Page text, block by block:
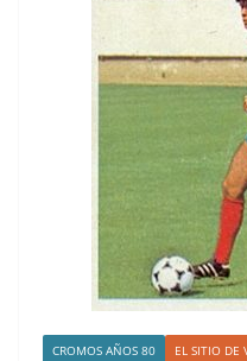
CROMOS AÑOS 80 EL SITIO DE